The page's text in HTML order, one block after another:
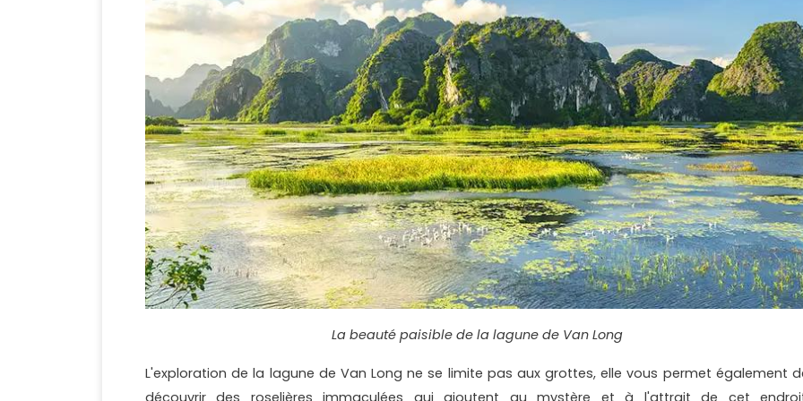
La beauté paisible de la lagune de Van Long
L'exploration de la lagune de Van Long ne se limite pas aux grottes, elle vous permet également
découvrir des roselières immaculées qui ajoutent au mystère et à l'attrait de cet